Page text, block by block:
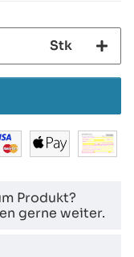
Stk
Produkt?
gerne weiter.